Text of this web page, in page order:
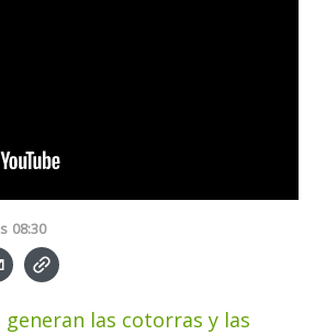
08:30
generan las cotorras y las